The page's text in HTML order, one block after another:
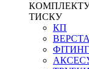
ТИСКУ
КП